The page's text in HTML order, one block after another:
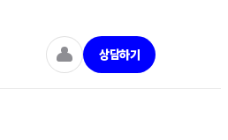
상담하기